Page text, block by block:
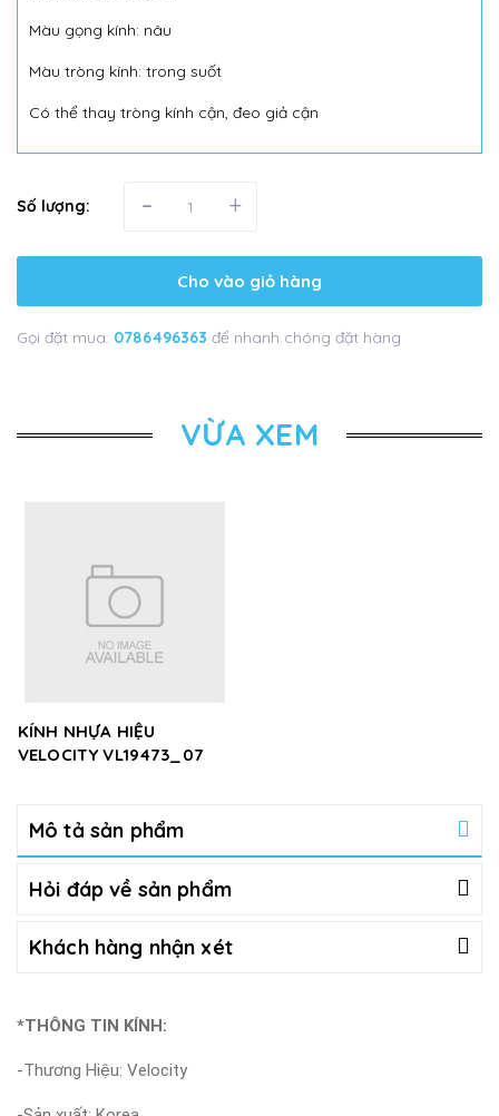
Màu gọng kính: nâu
Màu tròng kính: trong suốt
Có thể thay tròng kính cận, đeo giả cận
Số lượng: - +
Cho vào giỏ hàng
Gọi đặt mua: 0786496363 để nhanh chóng đặt hàng
VỪA XEM
KÍNH NHỰA HIỆU
VELOCITY VL19473_07
Mô tả sản phẩm
Hỏi đáp về sản phẩm
Khách hàng nhận xét
*THÔNG TIN KÍNH:
-Thương Hiệu: Velocity